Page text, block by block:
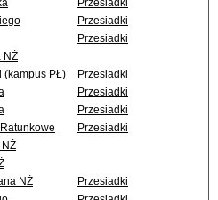
Przesiadki
Przesiadki
Przesiadki
NŻ
(kampus PŁ)
Przesiadki
Przesiadki
Przesiadki
Przesiadki
NŻ
Przesiadki